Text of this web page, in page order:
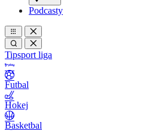
Podcasty
Tipsport liga
Futbal
Hokej
Basketbal